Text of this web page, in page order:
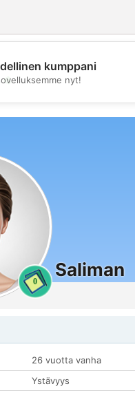
💖
kumppani
nyt!
0
Saliman
26 vuotta vanha
Ystävyys